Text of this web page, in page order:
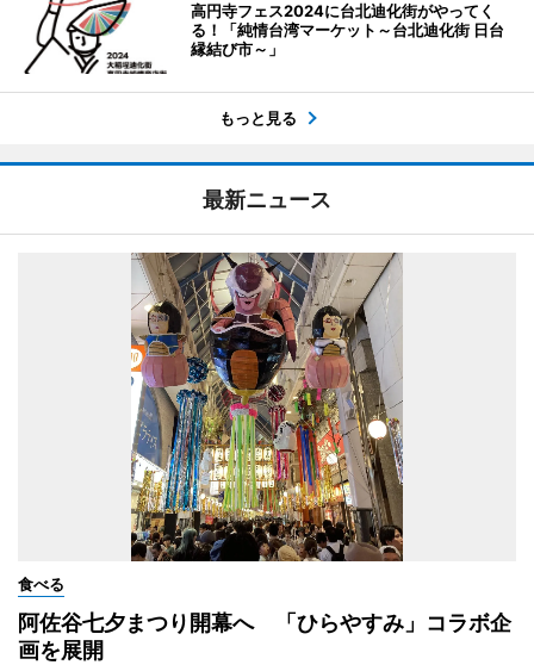
高円寺フェス2024に台北迪化街がやってく
る！「純情台湾マーケット～台北迪化街 日台
縁結び市～」
もっと見る
最新ニュース
食べる
阿佐谷七夕まつり開幕へ 「ひらやすみ」コラボ企
画を展開